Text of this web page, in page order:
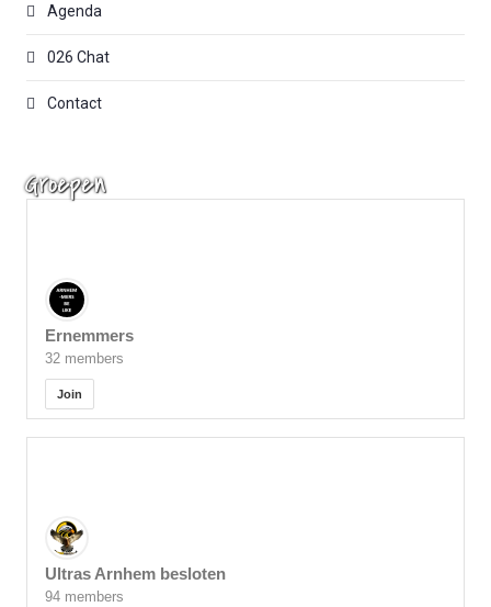
Agenda
026 Chat
Contact
Groepen
Ernemmers
32 members
Join
Ultras Arnhem besloten
94 members